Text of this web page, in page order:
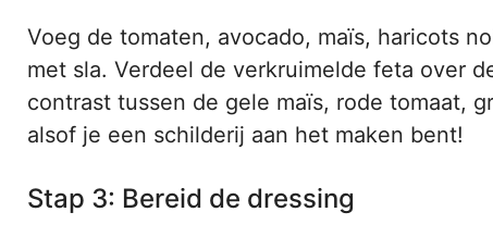
Voeg de tomaten, avocado, maïs, haricots
met sla. Verdeel de verkruimelde feta over
contrast tussen de gele maïs, rode tomaat,
alsof je een schilderij aan het maken bent!
Stap 3: Bereid de dressing